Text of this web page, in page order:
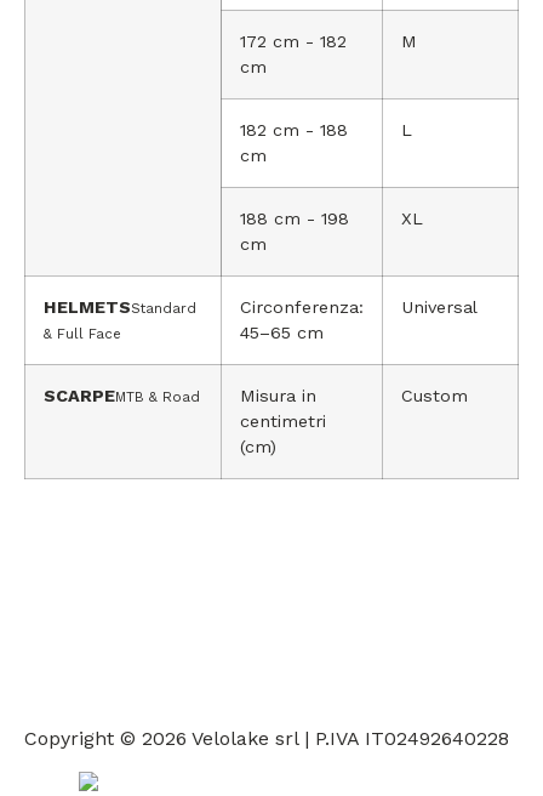
172 cm - 182
cm
M
182 cm - 188
cm
L
188 cm - 198
cm
XL
HELMETSStandard
& Full Face
Circonferenza:
45–65 cm
Universal
SCARPEMTB & Road
Misura in
centimetri
(cm)
Custom
Copyright © 2026 Velolake srl | P.IVA IT02492640228